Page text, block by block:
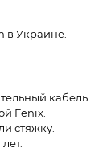
в Украине.
кабель
Fenix.
стяжку.